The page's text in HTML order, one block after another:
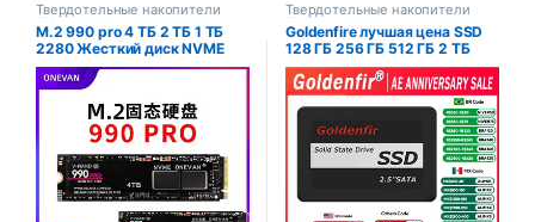
Твердотельные накопители
(SSD)
M.2 990 pro 4 ТБ 2 ТБ 1 ТБ
2280 Жесткий диск NVME
2,5-дюймовый ssd TLC 5600
МБ/с внутренние
для ноутбуков и настольных
Твердотельные накопители
(SSD)
Goldenfire лучшая цена SSD
128 ГБ 256 ГБ 512 ГБ 2 ТБ
твердотельный диск
жесткий диск для ПК